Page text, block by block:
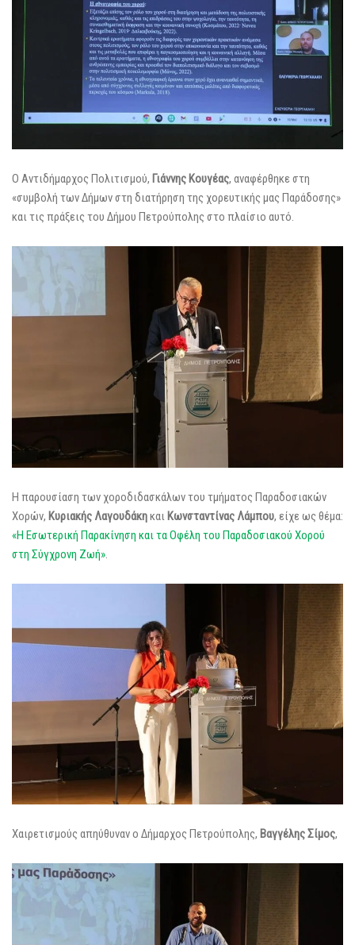
Ο Αντιδήμαρχος Πολιτισμού, Γιάννης Κουγέας, αναφέρθηκε στη
«συμβολή των Δήμων στη διατήρηση της χορευτικής μας Παράδοσης»
και τις πράξεις του Δήμου Πετρούπολης στο πλαίσιο αυτό.
Η παρουσίαση των χοροδιδασκάλων του τμήματος Παραδοσιακών
Χορών, Κυριακής Λαγουδάκηκαι Κωνσταντίνας Λάμπου, είχε ως θέμα:
«Η Εσωτερική Παρακίνηση και τα Οφέλη του Παραδοσιακού Χορού
στη Σύγχρονη Ζωή».
Χαιρετισμούς απηύθυναν ο Δήμαρχος Πετρούπολης, Βαγγέλης Σίμος,